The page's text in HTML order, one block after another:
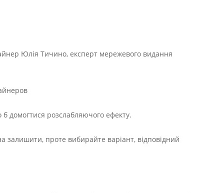
Юлія Тичино, експерт мережевого видання
домогтися розслабляючого ефекту.
залишити, проте вибирайте варіант, відповідний